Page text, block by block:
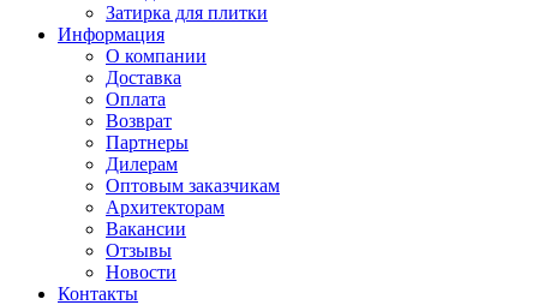
Затирка для плитки
Информация
О компании
Доставка
Оплата
Возврат
Партнеры
Дилерам
Оптовым заказчикам
Архитекторам
Вакансии
Отзывы
Новости
Контакты